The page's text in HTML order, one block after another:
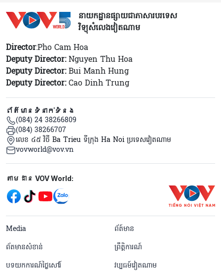
នាយកដ្ឋានផ្សាយជាភាសារបរទេស
វិទ្យុសំលេងវៀតណាម
Director:Pho Cam Hoa
Deputy Director:Nguyen Thu Hoa
Deputy Director:Bui Manh Hung
Deputy Director:Cao Dinh Trung
ព័ត៌មានទំនាក់ទំនង
(084) 24 38266809
(084) 38266707
លេខ ៤៥ វិថី Ba Trieu ទីក្រុង Ha Noi ប្រទេសវៀតណាម
vovworld@vov.vn
Mạng xã hội
តាមដាន VOV World:
menu footer tiếng Khmer
Media
ព័ត៍មាន
ព័តមានសំខាន់
ព្រឹត្តិការណ៍
បទយកការណ៍ថ្ងៃសៅរ៍
វប្បធម៍វៀតណាម